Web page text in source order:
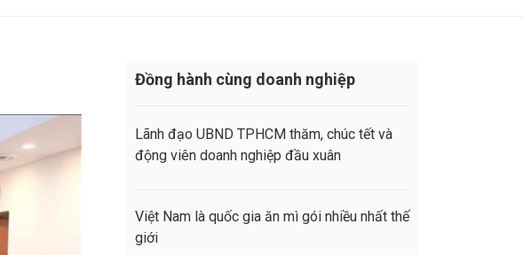
Đồng hành cùng doanh nghiệp
Lãnh đạo UBND TPHCM thăm, chúc tết và
động viên doanh nghiệp đầu xuân
Việt Nam là quốc gia ăn mì gói nhiều nhất thế
giới